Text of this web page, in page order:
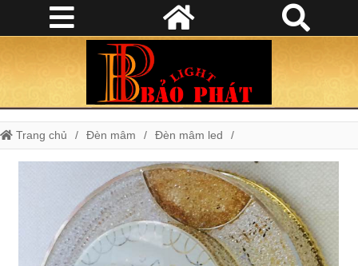
Trang chủ Đèn mâm Đèn mâm led
đèn ốp trần trang trí O103/500